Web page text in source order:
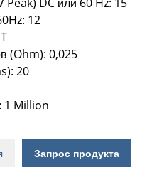
12
(Ohm): 0,025
20
1 Million
Запрос продукта